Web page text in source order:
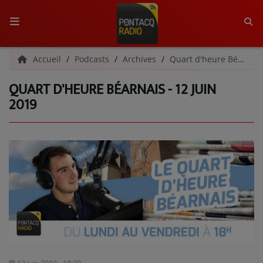
ACCUEIL
RADIO
L'ÉQUIPE
GRILLE DES PROGRAMMES
C'ÉTAIT QUOI CE TITRE ?
MÉDIAS
Accueil Podcasts Archives Quart d'heure Béarnais | Archives
QUART D'HEURE BÉARNAIS - 12 JUIN
2019